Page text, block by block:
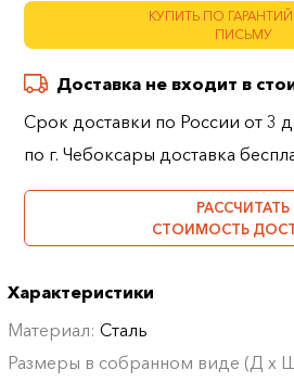
КУПИТЬ ПО
ПИСЬМУ
Доставка не входит в
Срок доставки по России от 3
по г. Чебоксары доставка
РАССЧИТАТЬ
СТОИМОСТЬ
Характеристики
Материал:Сталь
Размеры в собранном виде (Д х